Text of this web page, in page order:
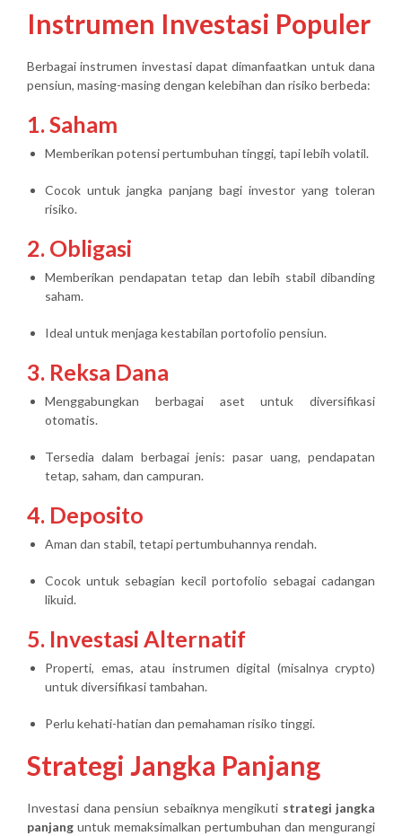
Instrumen Investasi Populer
Berbagai instrumen investasi dapat dimanfaatkan untuk dana
pensiun, masing-masing dengan kelebihan dan risiko berbeda:
1. Saham
Memberikan potensi pertumbuhan tinggi, tapi lebih volatil.
Cocok untuk jangka panjang bagi investor yang toleran
risiko.
2. Obligasi
Memberikan pendapatan tetap dan lebih stabil dibanding
saham.
Ideal untuk menjaga kestabilan portofolio pensiun.
3. Reksa Dana
Menggabungkan berbagai aset untuk diversifikasi
otomatis.
Tersedia dalam berbagai jenis: pasar uang, pendapatan
tetap, saham, dan campuran.
4. Deposito
Aman dan stabil, tetapi pertumbuhannya rendah.
Cocok untuk sebagian kecil portofolio sebagai cadangan
likuid.
5. Investasi Alternatif
Properti, emas, atau instrumen digital (misalnya crypto)
untuk diversifikasi tambahan.
Perlu kehati-hatian dan pemahaman risiko tinggi.
Strategi Jangka Panjang
Investasi dana pensiun sebaiknya mengikuti strategi jangka
panjang untuk memaksimalkan pertumbuhan dan mengurangi